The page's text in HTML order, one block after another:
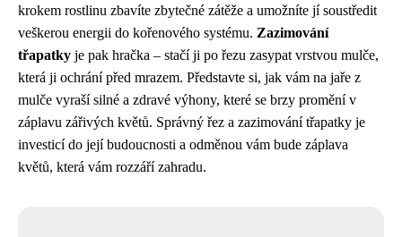
krokem rostlinu zbavíte zbytečné zátěže a umožníte jí soustředit
veškerou energii do kořenového systému. Zazimování
třapatky je pak hračka – stačí ji po řezu zasypat vrstvou mulče,
která ji ochrání před mrazem. Představte si, jak vám na jaře z
mulče vyraší silné a zdravé výhony, které se brzy promění v
záplavu zářivých květů. Správný řez a zazimování třapatky je
investicí do její budoucnosti a odměnou vám bude záplava
květů, která vám rozzáří zahradu.